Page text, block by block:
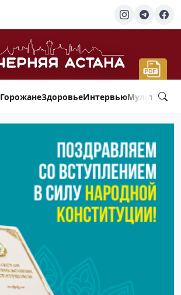
ГорожанеЗдоровьеИнтервью